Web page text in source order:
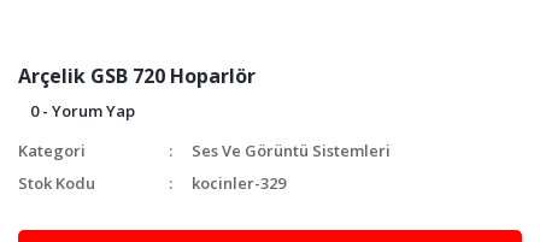
Arçelik GSB 720 Hoparlör
0 - Yorum Yap
Kategori
Ses Ve Görüntü Sistemleri
Stok Kodu
kocinler-329